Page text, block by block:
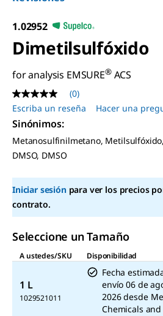
1.02952
Dimetilsulfóxido
for analysis EMSURE®ACS
Sin
puntuación
Enlace
en
la
misma
página.
(0)
Escriba un reseña
Hacer una
Sinónimos:
Metanosulfinilmetano,
DMSO, DMSO
Iniciar sesiónpara ver los precios
contrato.
Seleccione un Tamaño
A ustedes/SKU
Disponibilidad
1 L
1029521011
Fecha
envío 06 de
2026 desde
Chemicals and